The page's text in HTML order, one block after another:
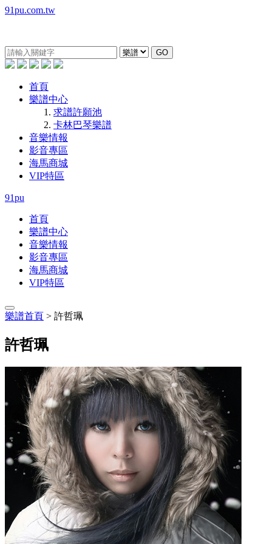
91pu.com.tw
GO
首頁
樂譜中心
求譜許願池
卡林巴琴樂譜
音樂情報
影音專區
海馬商城
VIP特區
91pu
首頁
樂譜中心
音樂情報
影音專區
海馬商城
VIP特區
樂譜首頁 > 許哲珮
許哲珮